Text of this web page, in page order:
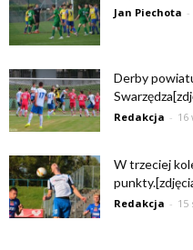
Jan Piechota -
Derby
Redakcja - 16
W trzeciej
Redakcja - 15